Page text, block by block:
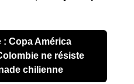
: Copa América
ne résiste
chilienne